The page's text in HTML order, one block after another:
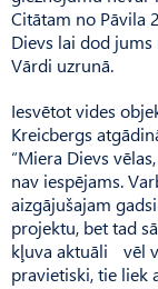
Citātam no Pāvila
Dievs lai dod
Vārdi uzrunā.
Iesvētot vides
Kreicbergs
“Miera Dievs
nav iespējams.
aizgājušajam
projektu, bet tad
kļuva aktuāli vēl
pravietiski, tie liek